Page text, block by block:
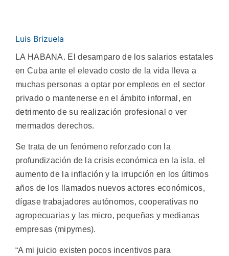
Luis Brizuela
LA HABANA. El desamparo de los salarios estatales
en Cuba ante el elevado costo de la vida lleva a
muchas personas a optar por empleos en el sector
privado o mantenerse en el ámbito informal, en
detrimento de su realización profesional o ver
mermados derechos.
Se trata de un fenómeno reforzado con la
profundización de la crisis económica en la isla, el
aumento de la inflación y la irrupción en los últimos
años de los llamados nuevos actores económicos,
dígase trabajadores autónomos, cooperativas no
agropecuarias y las micro, pequeñas y medianas
empresas (mipymes).
“A mi juicio existen pocos incentivos para